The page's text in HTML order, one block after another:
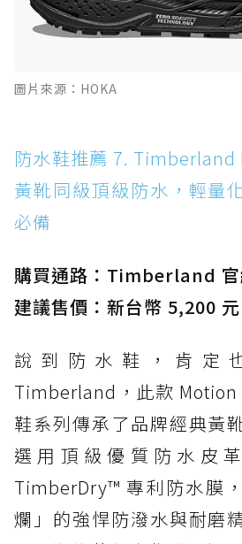
圖片來源：HOKA
防水鞋推薦 7. Timberland
黃靴同級頂級防水，輕量
必備
購買通路：Timberland 官
建議售價：新台幣 5,200 元
說到防水鞋，肯定
Timberland，此款 Motion
鞋系列傳承了品牌經典黃
選用頂級優質防水皮
TimberDry™ 專利防水膜
爛」的強悍防潑水與耐磨